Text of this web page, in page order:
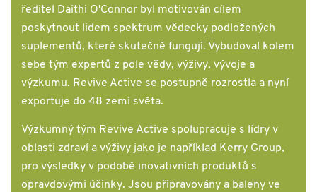
ředitel Daithi O'Connor byl motivován cílem
poskytnout lidem spektrum vědecky podložených
suplementů, které skutečně fungují. Vybudoval kolem
sebe tým expertů z pole vědy, výživy, vývoje a
výzkumu. Revive Active se postupně rozrostla a nyní
exportuje do 48 zemí světa.
Výzkumný tým Revive Active spolupracuje s lídry v
oblasti zdraví a výživy jako je například Kerry Group,
pro výsledky v podobě inovativních produktů s
opravdovými účinky. Jsou připravovány a baleny ve